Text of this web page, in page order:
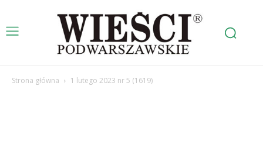
Strona główna 1 lutego 2023 nr 5 (1619)